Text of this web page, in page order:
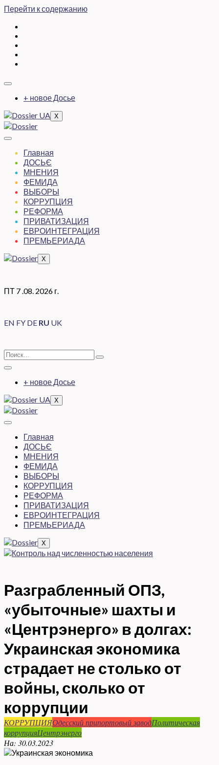
Перейти к содержанию
+ новое Досье
X
Главная
ДОСЬЄ
МНЕНИЯ
ФЕМИДА
ВЫБОРЫ
КОРРУПЦИЯ
РЕФОРМА
ПРИВАТИЗАЦИЯ
ЕВРОИНТЕГРАЦИЯ
ПРЕМЬЕРИАДА
X
ПТ 7 .08. 2026 г.
EN FY DE RU UK
+ новое Досье
X
Главная
ДОСЬЄ
МНЕНИЯ
ФЕМИДА
ВЫБОРЫ
КОРРУПЦИЯ
РЕФОРМА
ПРИВАТИЗАЦИЯ
ЕВРОИНТЕГРАЦИЯ
ПРЕМЬЕРИАДА
X
Разграбленный ОПЗ,
«убыточные» шахты и
«Центрэнерго» в долгах:
Украинская экономика
страдает не столько от
войны, сколько от
коррупции
КОРРУПЦИЯОдесский припортовый заводПолитическая
коррупцияЦентрэнерго
На: 30.03.2023